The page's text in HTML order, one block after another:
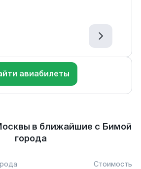
авиабилеты
в ближайшие с Бимой
города
Стоимость